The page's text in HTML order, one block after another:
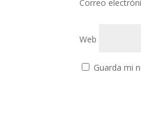
Correo
Web
Guarda mi